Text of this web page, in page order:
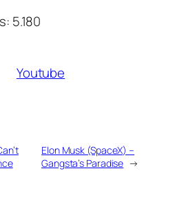
5.180
Youtube
Elon Musk (SpaceX) –
Gangsta’s Paradise →